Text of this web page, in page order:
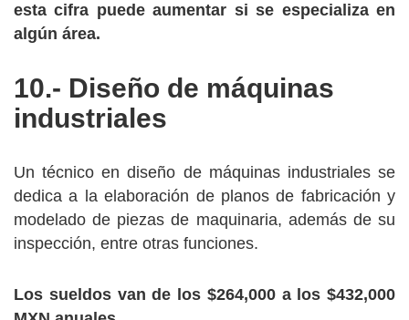
esta cifra puede aumentar si se especializa en
algún área.
10.- Diseño de máquinas
industriales
Un técnico en diseño de máquinas industriales se
dedica a la elaboración de planos de fabricación y
modelado de piezas de maquinaria, además de su
inspección, entre otras funciones.
Los sueldos van de los $264,000 a los $432,000